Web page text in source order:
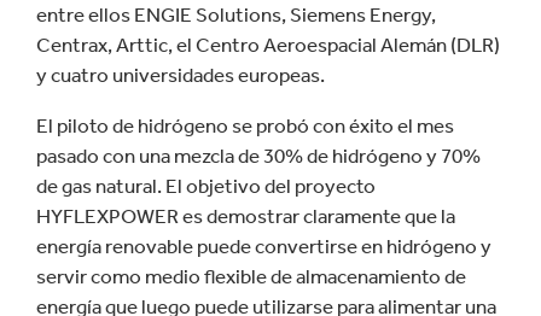
entre ellos ENGIE Solutions, Siemens Energy,
Centrax, Arttic, el Centro Aeroespacial Alemán (DLR)
y cuatro universidades europeas.
El piloto de hidrógeno se probó con éxito el mes
pasado con una mezcla de 30% de hidrógeno y 70%
de gas natural. El objetivo del proyecto
HYFLEXPOWER es demostrar claramente que la
energía renovable puede convertirse en hidrógeno y
servir como medio flexible de almacenamiento de
energía que luego puede utilizarse para alimentar una